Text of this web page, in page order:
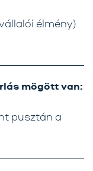
élmény)
mögött van:
pusztán a